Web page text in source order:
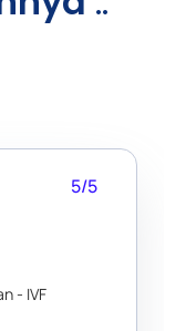
5/5
- IVF